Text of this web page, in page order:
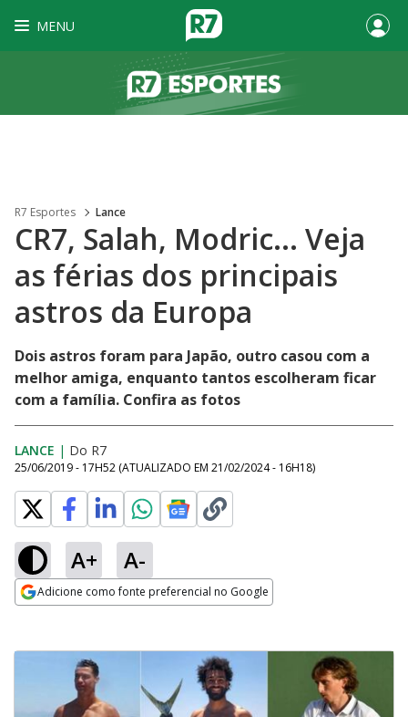
MENU
R7 Esportes Lance
CR7, Salah, Modric... Veja
as férias dos principais
astros da Europa
Dois astros foram para Japão, outro casou com a
melhor amiga, enquanto tantos escolheram ficar
com a família. Confira as fotos
LANCE | Do R7
25/06/2019 - 17H52 (ATUALIZADO EM 21/02/2024 - 16H18)
A+ A-
Adicione como fonte preferencial no Google